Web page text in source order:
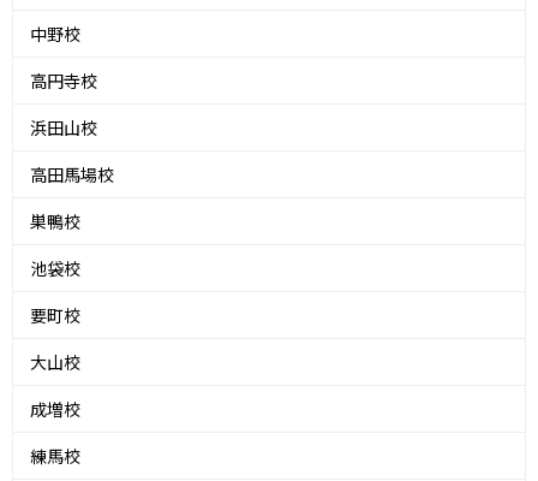
中野校
高円寺校
浜田山校
高田馬場校
巣鴨校
池袋校
要町校
大山校
成増校
練馬校